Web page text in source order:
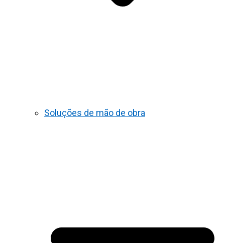
Soluções de mão de obra